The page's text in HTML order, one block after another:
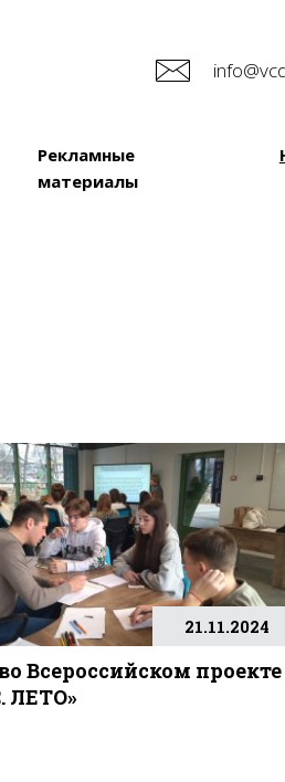
Рекламные
материалы
21.11.2024
Всероссийском проекте
ЛЕТО»